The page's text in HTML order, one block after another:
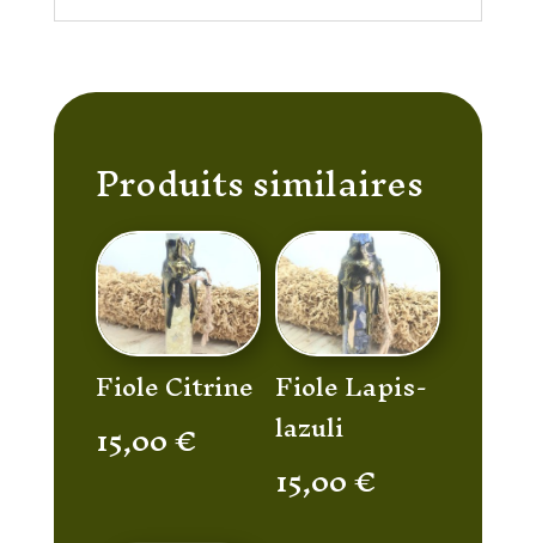
Produits similaires
Fiole Citrine
15,00€
Fiole Lapis-
lazuli
15,00€